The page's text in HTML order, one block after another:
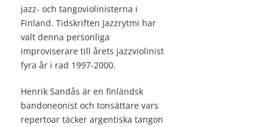
jazz- och tangoviolinisterna i
Finland. Tidskriften Jazzrytmi har
valt denna personliga
improviserare till årets jazzviolinist
fyra år i rad 1997-2000.
Henrik Sandås är en finländsk
bandoneonist och tonsättare vars
repertoar täcker argentiska tangon